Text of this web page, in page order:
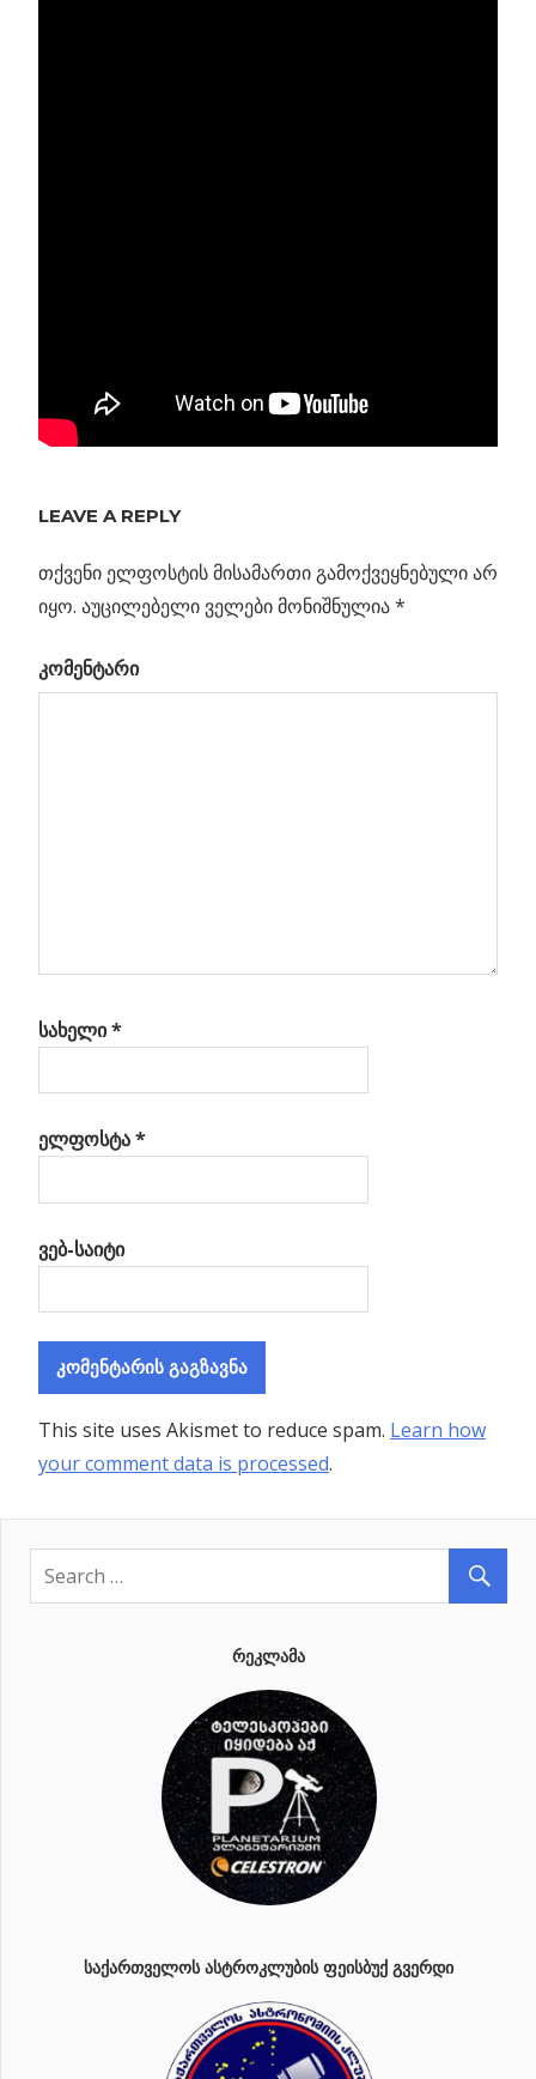
ნავიგაცია
Previous
ბნელი
სამყაროს
”ბავშვობის
ფოტოზე
LEAVE A REPLY
თქვენი ელფოსტის მისამართი გამოქვეყნებული არ
იყო. აუცილებელი ველები მონიშნულია*
კომენტარი
სახელი*
ელფოსტა*
ვებ-საიტი
This site uses Akismet to reduce spam. Learn how
your comment data is processed.
ᲠᲔᲙᲚᲐᲛᲐ
ᲡᲐᲥᲐᲠᲗᲕᲔᲚᲝᲡ ᲐᲡᲢᲠᲝᲙᲚᲣᲑᲘᲡ ᲤᲔᲘᲡᲑᲣᲥ ᲒᲕᲔᲠᲓᲘ